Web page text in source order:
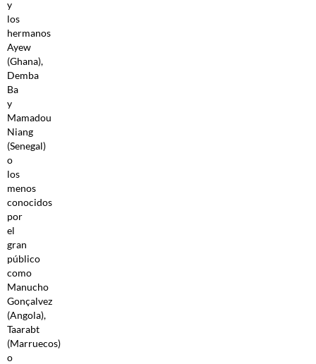
y
los
hermanos
Ayew
(Ghana),
Demba
Ba
y
Mamadou
Niang
(Senegal)
o
los
menos
conocidos
por
el
gran
público
como
Manucho
Gonçalvez
(Angola),
Taarabt
(Marruecos)
o